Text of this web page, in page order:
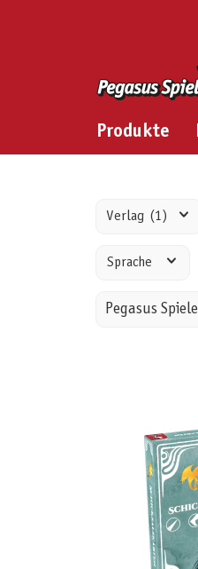
Produkte
Verlag (1)
Sprache
Pegasus Spiele